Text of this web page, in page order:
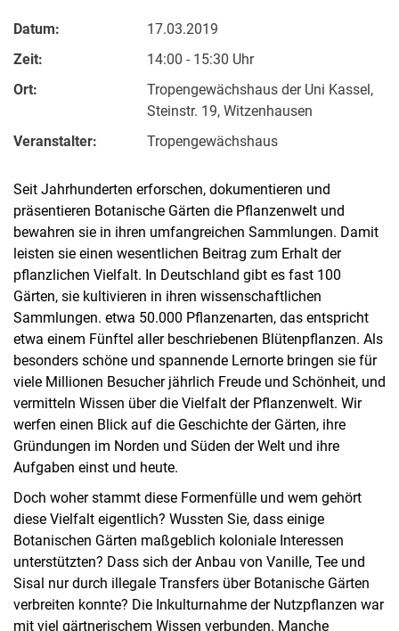
Datum:
17.03.2019
Zeit:
14:00 - 15:30 Uhr
Ort:
Tropengewächshaus der Uni Kassel,
Steinstr. 19, Witzenhausen
Veranstalter:
Tropengewächshaus
Seit Jahrhunderten erforschen, dokumentieren und
präsentieren Botanische Gärten die Pflanzenwelt und
bewahren sie in ihren umfangreichen Sammlungen. Damit
leisten sie einen wesentlichen Beitrag zum Erhalt der
pflanzlichen Vielfalt. In Deutschland gibt es fast 100
Gärten, sie kultivieren in ihren wissenschaftlichen
Sammlungen. etwa 50.000 Pflanzenarten, das entspricht
etwa einem Fünftel aller beschriebenen Blütenpflanzen. Als
besonders schöne und spannende Lernorte bringen sie für
viele Millionen Besucher jährlich Freude und Schönheit, und
vermitteln Wissen über die Vielfalt der Pflanzenwelt. Wir
werfen einen Blick auf die Geschichte der Gärten, ihre
Gründungen im Norden und Süden der Welt und ihre
Aufgaben einst und heute.
Doch woher stammt diese Formenfülle und wem gehört
diese Vielfalt eigentlich? Wussten Sie, dass einige
Botanischen Gärten maßgeblich koloniale Interessen
unterstützten? Dass sich der Anbau von Vanille, Tee und
Sisal nur durch illegale Transfers über Botanische Gärten
verbreiten konnte? Die Inkulturnahme der Nutzpflanzen war
mit viel gärtnerischem Wissen verbunden. Manche